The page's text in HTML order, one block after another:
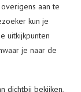
aan te
kun je
uitkijkpunten
je naar de
dichtbij bekijken,